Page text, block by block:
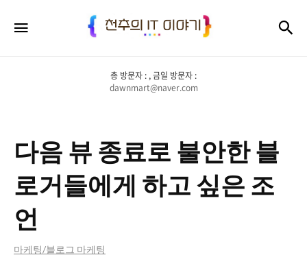
천
추
의
IT
야
기
총 방문자 : , 금일 방문자 :
dawnmart@naver.com
다음 뷰 종료로 불안한 블
로거들에게 하고 싶은 조
언
마케팅/블로그 마케팅